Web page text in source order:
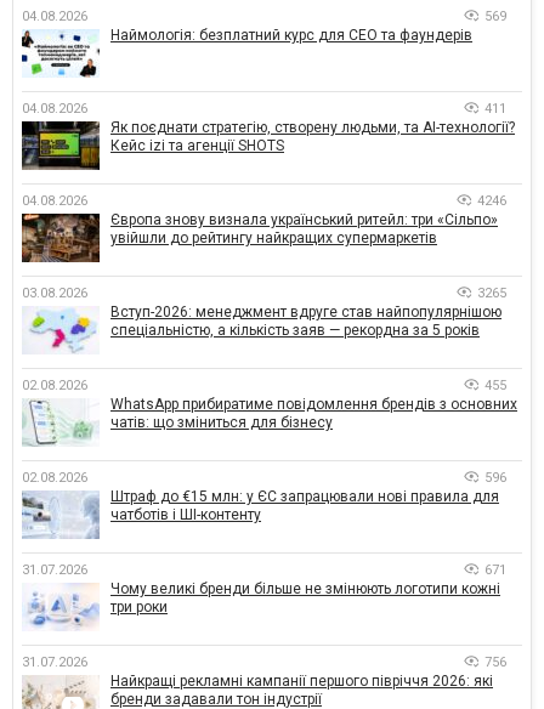
04.08.2026 569
Наймологія: безплатний курс для CEO та фаундерів
04.08.2026 411
Як поєднати стратегію, створену людьми, та AI-технології?
Кейс izi та агенції SHOTS
04.08.2026 4246
Європа знову визнала український ритейл: три «Сільпо»
увійшли до рейтингу найкращих супермаркетів
03.08.2026 3265
Вступ-2026: менеджмент вдруге став найпопулярнішою
спеціальністю, а кількість заяв — рекордна за 5 років
02.08.2026 455
WhatsApp прибиратиме повідомлення брендів з основних
чатів: що зміниться для бізнесу
02.08.2026 596
Штраф до €15 млн: у ЄС запрацювали нові правила для
чатботів і ШІ-контенту
31.07.2026 671
Чому великі бренди більше не змінюють логотипи кожні
три роки
31.07.2026 756
Найкращі рекламні кампанії першого півріччя 2026: які
бренди задавали тон індустрії